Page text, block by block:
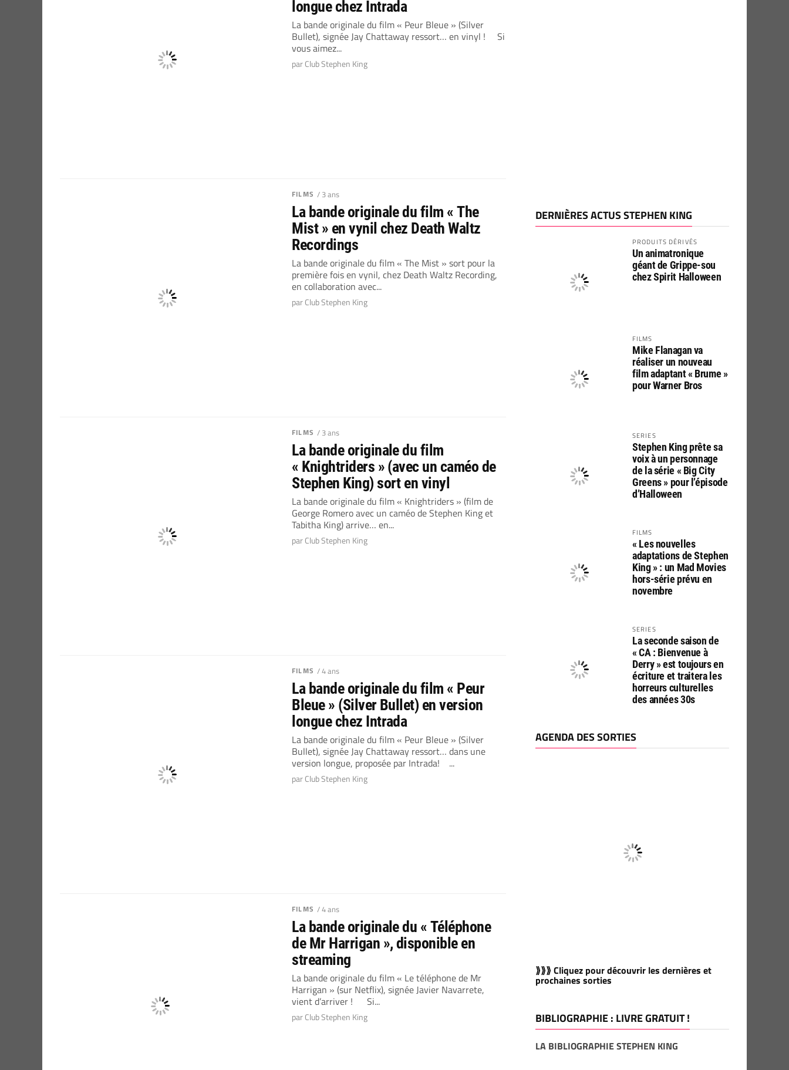
longue chez Intrada
La bande originale du film « Peur Bleue » (Silver
Bullet), signée Jay Chattaway ressort… en vinyl ! Si
vous aimez...
par Club Stephen King
FILMS / 3 ans
La bande originale du film « The
Mist » en vynil chez Death Waltz
Recordings
La bande originale du film « The Mist » sort pour la
première fois en vynil, chez Death Waltz Recording,
en collaboration avec...
par Club Stephen King
FILMS / 3 ans
La bande originale du film
« Knightriders » (avec un caméo de
Stephen King) sort en vinyl
La bande originale du film « Knightriders » (film de
George Romero avec un caméo de Stephen King et
Tabitha King) arrive… en...
par Club Stephen King
FILMS / 4 ans
La bande originale du film « Peur
Bleue » (Silver Bullet) en version
longue chez Intrada
La bande originale du film « Peur Bleue » (Silver
Bullet), signée Jay Chattaway ressort… dans une
version longue, proposée par Intrada! ...
par Club Stephen King
FILMS / 4 ans
La bande originale du « Téléphone
de Mr Harrigan », disponible en
streaming
La bande originale du film « Le téléphone de Mr
Harrigan » (sur Netflix), signée Javier Navarrete,
vient d’arriver ! Si...
par Club Stephen King
DERNIÈRES ACTUS STEPHEN KING
PRODUITS DÉRIVÉS
Un animatronique
géant de Grippe-sou
chez Spirit Halloween
FILMS
Mike Flanagan va
réaliser un nouveau
film adaptant « Brume »
pour Warner Bros
SERIES
Stephen King prête sa
voix à un personnage
de la série « Big City
Greens » pour l’épisode
d’Halloween
FILMS
« Les nouvelles
adaptations de Stephen
King » : un Mad Movies
hors-série prévu en
novembre
SERIES
La seconde saison de
« CA : Bienvenue à
Derry » est toujours en
écriture et traitera les
horreurs culturelles
des années 30s
AGENDA DES SORTIES
⟫⟫⟫ Cliquez pour découvrir les dernières et
prochaines sorties
BIBLIOGRAPHIE : LIVRE GRATUIT !
LA BIBLIOGRAPHIE STEPHEN KING